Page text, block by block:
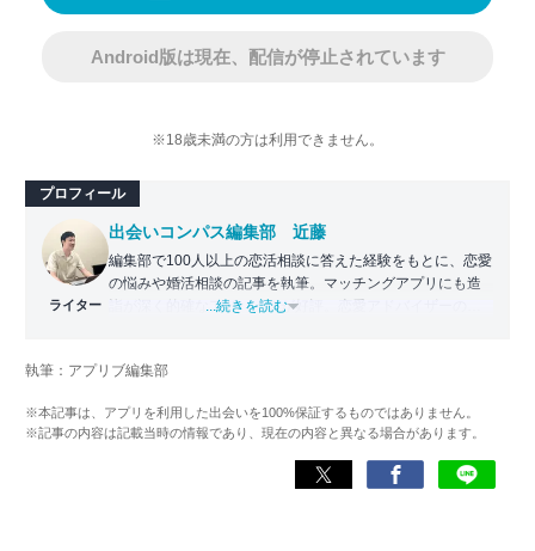
Android版は現在、配信が停止されています
※18歳未満の方は利用できません。
プロフィール
ライター
出会いコンパス編集部 近藤
編集部で100人以上の恋活相談に答えた経験をもとに、恋愛
の悩みや婚活相談の記事を執筆。マッチングアプリにも造
詣が深く的確なアドバイスが好評。恋愛アドバイザーの資
>>JLC認定恋愛アドバイザー資格保持
...続きを読む
執筆：アプリブ編集部
※本記事は、アプリを利用した出会いを100%保証するものではありません。
※記事の内容は記載当時の情報であり、現在の内容と異なる場合があります。